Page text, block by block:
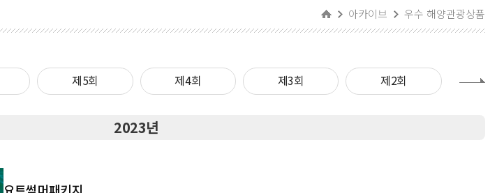
아카이브 우수 해양관광상품
제5회 제4회 제3회 제2회 제1
2023년